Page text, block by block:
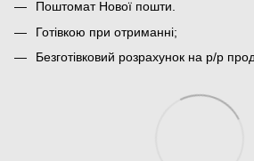
Поштомат Нової пошти.
Готівкою при отриманні;
Безготівковий розрахунок на р/р